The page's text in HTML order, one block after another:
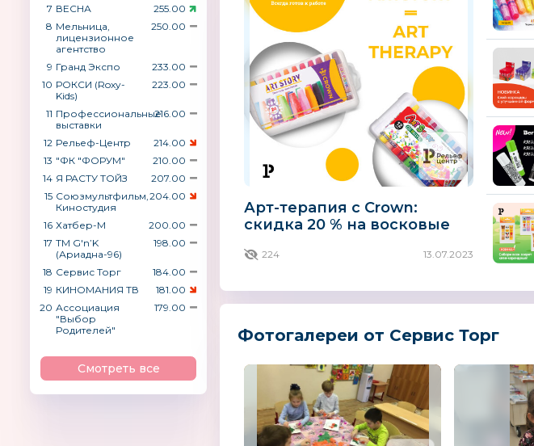
7 ВЕСНА
255.00
8 Мельница,
лицензионное
агентство
250.00
9 Гранд Экспо
233.00
10 РОКСИ (Roxy-
Kids)
223.00
11 Профессиональные
выставки
216.00
12 Рельеф-Центр
214.00
13 "ФК "ФОРУМ"
210.00
14 Я РАСТУ ТОЙЗ
207.00
15 Союзмультфильм,
Киностудия
204.00
16 Хатбер-М
200.00
17 ТМ G′n’K
(Ариадна-96)
198.00
18 Сервис Торг
184.00
19 КИНОМАНИЯ ТВ
181.00
20 Ассоциация
"Выбор
Родителей"
179.00
Смотреть все
Арт-терапия с Crown:
скидка 20 % на восковые
224 13.07.2023
Фотогалереи от Сервис Торг